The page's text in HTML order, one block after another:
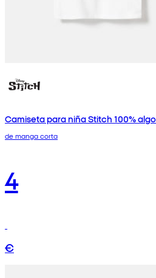
Camiseta para niña Stitch 100%
de manga corta
4
€